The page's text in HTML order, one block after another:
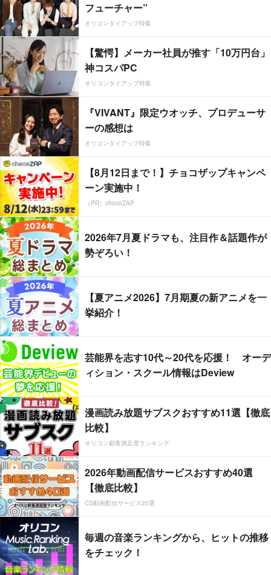
フューチャー”
オリコンタイアップ特集
【驚愕】メーカー社員が推す「10万円台」
神コスパPC
オリコンタイアップ特集
『VIVANT』限定ウオッチ、プロデューサ
ーの感想は
オリコンタイアップ特集
【8月12日まで！】チョコザップキャンペ
ーン実施中！
（PR）chocoZAP
2026年7月夏ドラマも、注目作＆話題作が
勢ぞろい！
【夏アニメ2026】7月期夏の新アニメを一
挙紹介！
芸能界を志す10代～20代を応援！ オーデ
ィション・スクール情報はDeview
漫画読み放題サブスクおすすめ11選【徹底
比較】
オリコン顧客満足度ランキング
2026年動画配信サービスおすすめ40選
【徹底比較】
CS動画配信サービス20選
毎週の音楽ランキングから、ヒットの推移
をチェック！